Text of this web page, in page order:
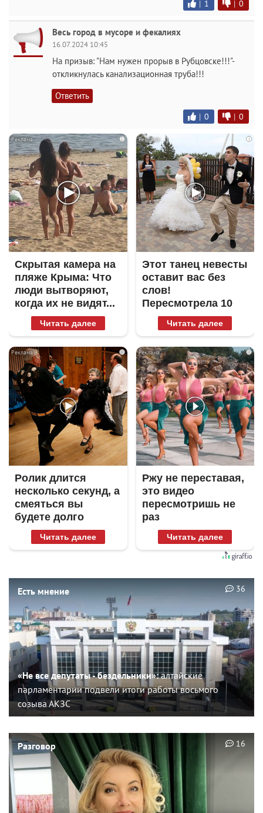
| 1 | 0
Весь город в мусоре и фекалиях
16.07.2024 10:45
На призыв: "Нам нужен прорыв в Рубцовске!!!"-
откликнулась канализационная труба!!!
Ответить
| 0 | 0
i
Скрытая камера на
пляже Крыма: Что
люди вытворяют,
когда их не видят...
Читать далее
i
Этот танец невесты
оставит вас без
слов!
Пересмотрела 10
раз
Читать далее
i
Ролик длится
несколько секунд, а
смеяться вы
будете долго
Читать далее
i
Ржу не переставая,
это видео
пересмотришь не
раз
Читать далее
Есть мнение
«Не все депутаты - бездельники»:алтайские
парламентарии подвели итоги работы восьмого
созыва АКЗС
36
Разговор 16